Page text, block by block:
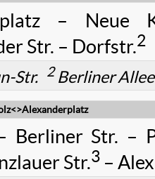
– Neue
Str. – Dorfstr.2
Str. 2Berliner Allee
Berliner Str. –
Str.3 –